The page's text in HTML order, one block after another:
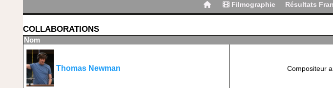
Filmographie Résultats
COLLABORATIONS
Nom
Thomas Newman Compositeur